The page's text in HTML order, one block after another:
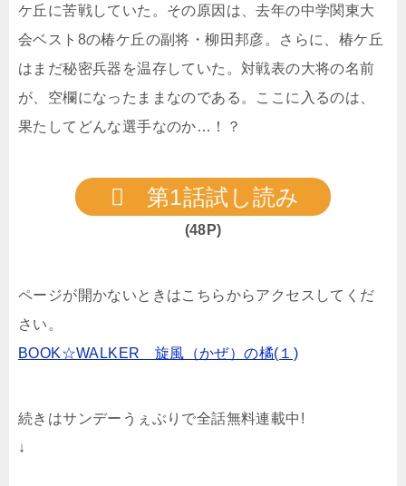
ケ丘に苦戦していた。その原因は、去年の中学関東大
会ベスト8の椿ケ丘の副将・柳田邦彦。さらに、椿ケ丘
はまだ秘密兵器を温存していた。対戦表の大将の名前
が、空欄になったままなのである。ここに入るのは、
果たしてどんな選手なのか…！？
第1話試し読み
(48P)
ページが開かないときはこちらからアクセスしてくだ
さい。
BOOK☆WALKER 旋風（かぜ）の橘(１)
続きはサンデーうぇぶりで全話無料連載中!
↓